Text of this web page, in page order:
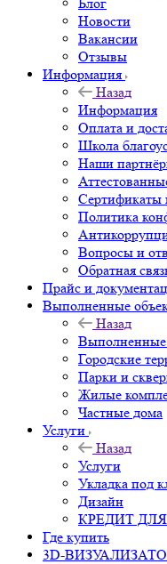
Новости
Вакансии
Отзывы
Информация
Назад
Информация
Оплата и
Школа
Наши
Сертификаты
Политика
Вопросы и
Обратная
Прайс и
Выполненные
Назад
Выполненные
Городские
Парки и
Жилые
Частные дома
Услуги
Назад
Услуги
Укладка под
Дизайн
КРЕДИТ
Где купить
3D-